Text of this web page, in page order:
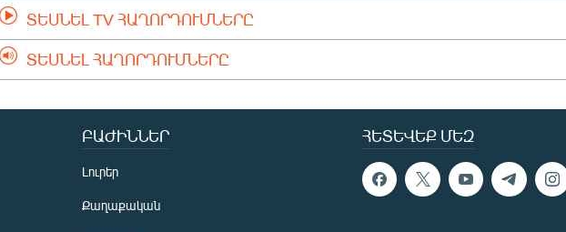
ՏԵՍՆԵԼ TV ՀԱՂՈՐԴՈՒՄՆԵՐԸ
ՏԵՍՆԵԼ ՀԱՂՈՐԴՈՒՄՆԵՐԸ
ՀԵՏԵՎԵՔ ՄԵԶ
ԲԱԺԻՆՆԵՐ
Լուրեր
Քաղաքական